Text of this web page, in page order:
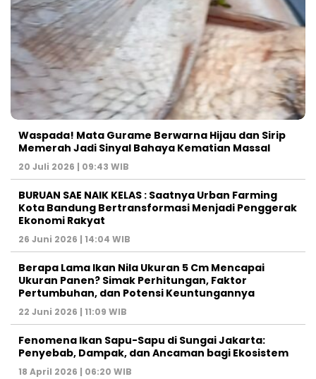
Waspada! Mata Gurame Berwarna Hijau dan Sirip
Memerah Jadi Sinyal Bahaya Kematian Massal
20 Juli 2026 | 09:43 WIB
BURUAN SAE NAIK KELAS : Saatnya Urban Farming
Kota Bandung Bertransformasi Menjadi Penggerak
Ekonomi Rakyat
26 Juni 2026 | 14:04 WIB
Berapa Lama Ikan Nila Ukuran 5 Cm Mencapai
Ukuran Panen? Simak Perhitungan, Faktor
Pertumbuhan, dan Potensi Keuntungannya
22 Juni 2026 | 11:09 WIB
Fenomena Ikan Sapu-Sapu di Sungai Jakarta:
Penyebab, Dampak, dan Ancaman bagi Ekosistem
18 April 2026 | 06:20 WIB